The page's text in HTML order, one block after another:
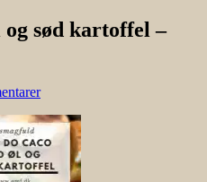
og sød kartoffel –